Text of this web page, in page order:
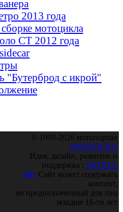
2013 года
мотоцикла
СТ 2012 года
"Бутерброд с икрой"
© 1999-2026 мотопортал
OPPOZIT.RU
Идея, дизайн, развитие и
поддержка : SHTRLZ
16+ Сайт может содержать
контент,
не предназначенный для лиц
младше 16-ти лет